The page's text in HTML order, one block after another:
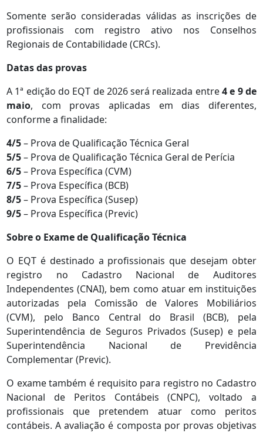
Somente serão consideradas válidas as inscrições de
profissionais com registro ativo nos Conselhos
Regionais de Contabilidade (CRCs).
Datas das provas
A 1ª edição do EQT de 2026 será realizada entre4 e 9 de
maio, com provas aplicadas em dias diferentes,
conforme a finalidade:
4/5– Prova de Qualificação Técnica Geral
5/5– Prova de Qualificação Técnica Geral de Perícia
6/5– Prova Específica (CVM)
7/5– Prova Específica (BCB)
8/5– Prova Específica (Susep)
9/5– Prova Específica (Previc)
Sobre o Exame de Qualificação Técnica
O EQT é destinado a profissionais que desejam obter
registro no Cadastro Nacional de Auditores
Independentes (CNAI), bem como atuar em instituições
autorizadas pela Comissão de Valores Mobiliários
(CVM), pelo Banco Central do Brasil (BCB), pela
Superintendência de Seguros Privados (Susep) e pela
Superintendência Nacional de Previdência
Complementar (Previc).
O exame também é requisito para registro no Cadastro
Nacional de Peritos Contábeis (CNPC), voltado a
profissionais que pretendem atuar como peritos
contábeis. A avaliação é composta por provas objetivas